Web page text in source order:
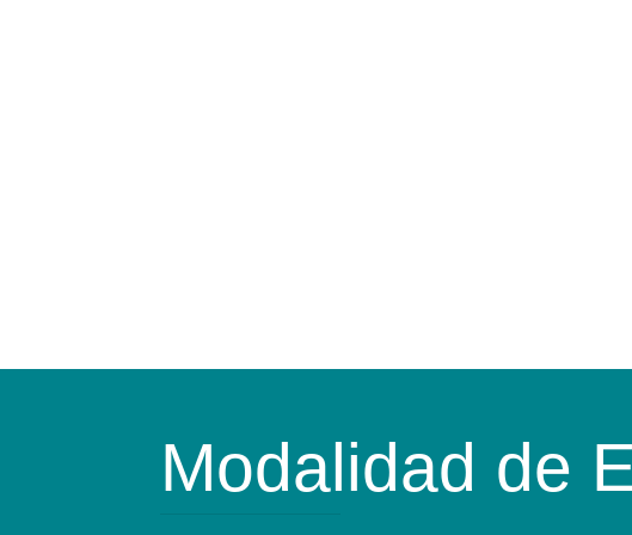
Modalidad de